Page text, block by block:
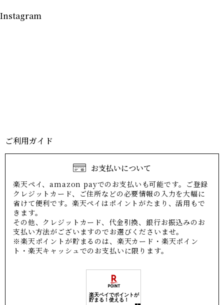
Instagram
ご利用ガイド
お支払いについて
楽天ペイ、amazon payでのお支払いも可能です。ご登録
クレジットカード、ご住所などの必要情報の入力を大幅に
省けて便利です。楽天ペイはポイントがたまり、活用もで
きます。
その他、クレジットカード、代金引換、銀行お振込みのお
支払い方法がございますのでお選びくださいませ。
※楽天ポイントが貯まるのは、楽天カード・楽天ポイン
ト・楽天キャッシュでのお支払いに限ります。